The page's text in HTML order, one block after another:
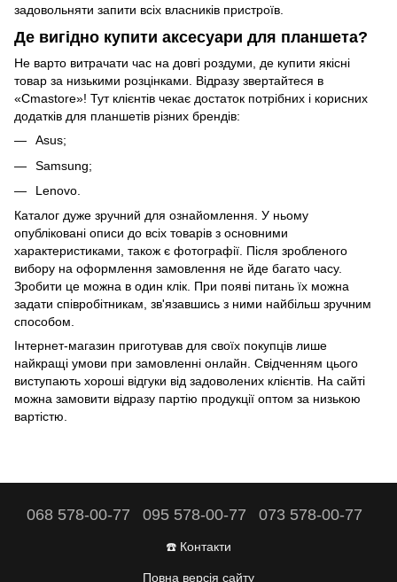
задовольняти запити всіх власників пристроїв.
Де вигідно купити аксесуари для планшета?
Не варто витрачати час на довгі роздуми, де купити якісні
товар за низькими розцінками. Відразу звертайтеся в
«Cmastore»! Тут клієнтів чекає достаток потрібних і корисних
додатків для планшетів різних брендів:
Asus;
Samsung;
Lenovo.
Каталог дуже зручний для ознайомлення. У ньому
опубліковані описи до всіх товарів з основними
характеристиками, також є фотографії. Після зробленого
вибору на оформлення замовлення не йде багато часу.
Зробити це можна в один клік. При появі питань їх можна
задати співробітникам, зв'язавшись з ними найбільш зручним
способом.
Інтернет-магазин приготував для своїх покупців лише
найкращі умови при замовленні онлайн. Свідченням цього
виступають хороші відгуки від задоволених клієнтів. На сайті
можна замовити відразу партію продукції оптом за низькою
вартістю.
068 578-00-77 095 578-00-77 073 578-00-77
☎️ Контакти
Повна версія сайту